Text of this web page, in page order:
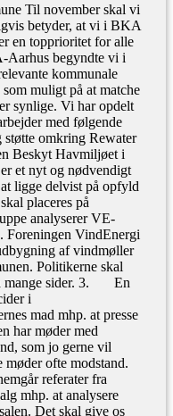
Til november skal vi
betyder, at vi i BKA
en topprioritet for alle
Aarhus begyndte vi i
kommunale
muligt på at matche
synlige. Vi har opdelt
med følgende
omkring Rewater
Beskyt Havmiljøet i
et nyt og nødvendigt
ligge delvist på opfyld
placeres på
analyserer VE-
Foreningen VindEnergi
af vindmøller
Politikerne skal
mange sider. 3. En
i
mad mhp. at presse
har møder med
som jo gerne vil
ofte modstand.
referater fra
mhp. at analysere
Det skal give os